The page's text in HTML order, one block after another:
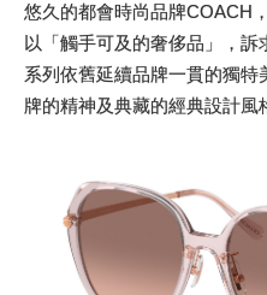
悠久的都會時尚品牌COACH
以「觸手可及的奢侈品」，
系列依舊延續品牌一貫的獨
牌的精神及典藏的經典設計風